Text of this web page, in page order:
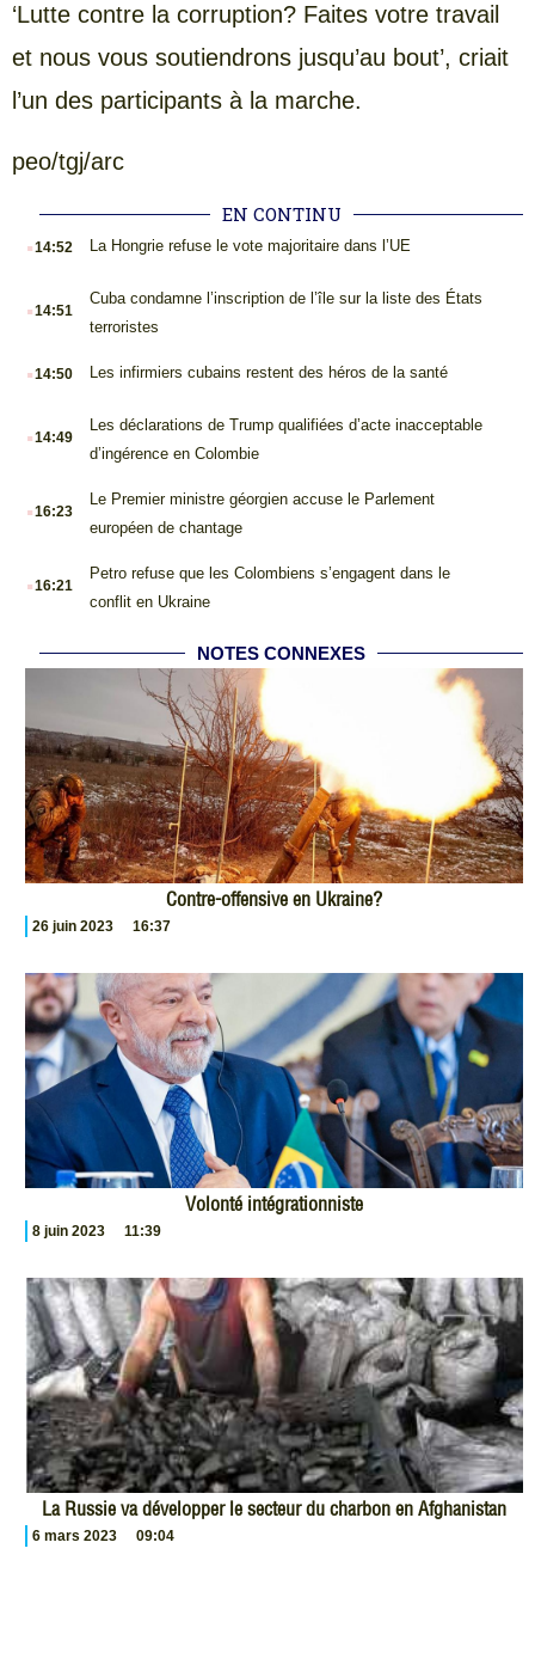
‘Lutte contre la corruption? Faites votre travail
et nous vous soutiendrons jusqu’au bout’, criait
l’un des participants à la marche.
peo/tgj/arc
EN CONTINU
.14:52 La Hongrie refuse le vote majoritaire dans l’UE
.14:51
Cuba condamne l’inscription de l’île sur la liste des États
terroristes
.14:50 Les infirmiers cubains restent des héros de la santé
.14:49
Les déclarations de Trump qualifiées d’acte inacceptable
d’ingérence en Colombie
.16:23
Le Premier ministre géorgien accuse le Parlement
européen de chantage
.16:21
Petro refuse que les Colombiens s’engagent dans le
conflit en Ukraine
NOTES CONNEXES
Contre-offensive en Ukraine?
26 juin 2023 16:37
Volonté intégrationniste
8 juin 2023 11:39
La Russie va développer le secteur du charbon en Afghanistan
6 mars 2023 09:04